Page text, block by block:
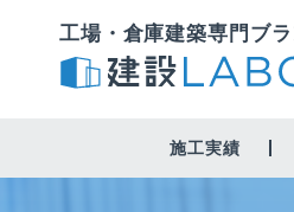
工場・倉庫建築専門ブ
施工実績